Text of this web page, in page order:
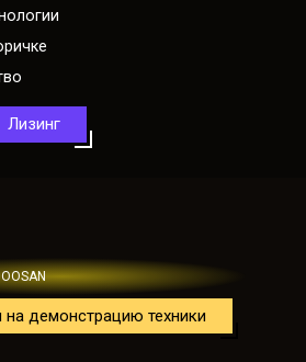
Лизинг
на демонстрацию техники